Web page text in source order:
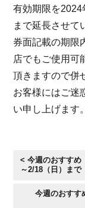
有効期限を2024
まで延長させて
券面記載の期限
店でもご使用可
頂きますので併
お客様にはご迷
い申し上げます。
< 今週のおすす
～2/18（日）まで
今週のおす